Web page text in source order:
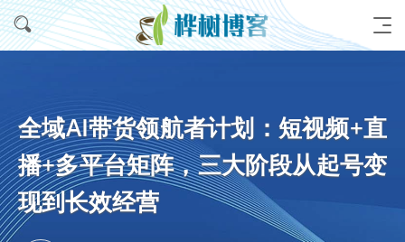
全域AI带货领航者计划：短视频+直
播+多平台矩阵，三大阶段从起号变
现到长效经营